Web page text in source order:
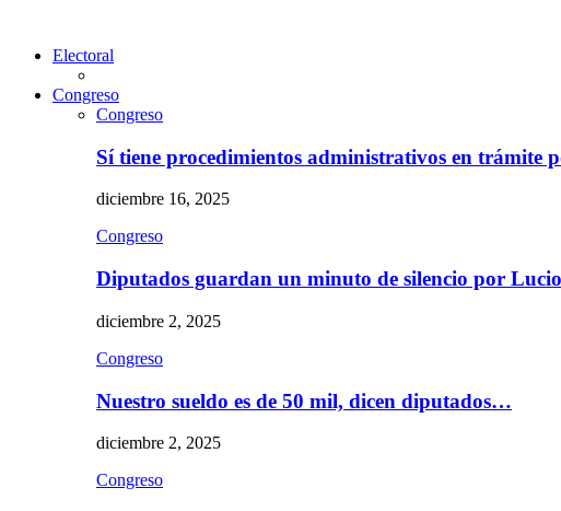
Electoral
Congreso
Congreso
Sí tiene procedimientos administrativos en trámite
diciembre 16, 2025
Congreso
Diputados guardan un minuto de silencio por
diciembre 2, 2025
Congreso
Nuestro sueldo es de 50 mil, dicen diputados…
diciembre 2, 2025
Congreso